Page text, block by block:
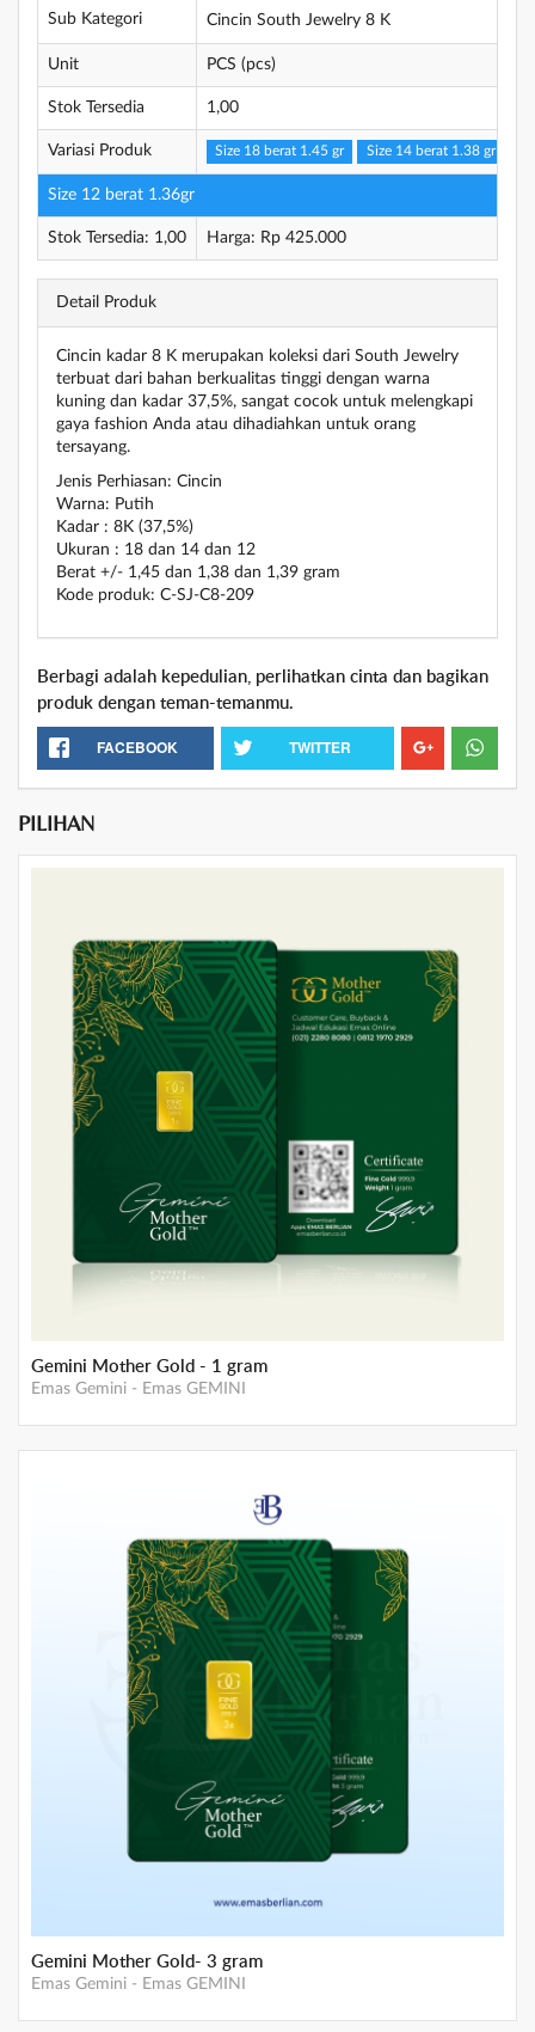
Sub Kategori Cincin South Jewelry 8 K
Unit PCS (pcs)
Stok Tersedia 1,00
Variasi Produk Size 18 berat 1.45 gr Size 14 berat 1.38 gr
Size 12 berat 1.36gr
Stok Tersedia: 1,00 Harga: Rp 425.000
Detail Produk
Cincin kadar 8 K merupakan koleksi dari South Jewelry
terbuat dari bahan berkualitas tinggi dengan warna
kuning dan kadar 37,5%, sangat cocok untuk melengkapi
gaya fashion Anda atau dihadiahkan untuk orang
tersayang.
Jenis Perhiasan: Cincin
Warna: Putih
Kadar : 8K (37,5%)
Ukuran : 18 dan 14 dan 12
Berat +/- 1,45 dan 1,38 dan 1,39 gram
Kode produk: C-SJ-C8-209
Berbagi adalah kepedulian, perlihatkan cinta dan bagikan
produk dengan teman-temanmu.
FACEBOOK TWITTER
PILIHAN
Emas Berlian 10 Gram
Emas Berlian - Emas Berlian
GEMINI Mother Gold 5 gram
Emas Gemini - Emas GEMINI